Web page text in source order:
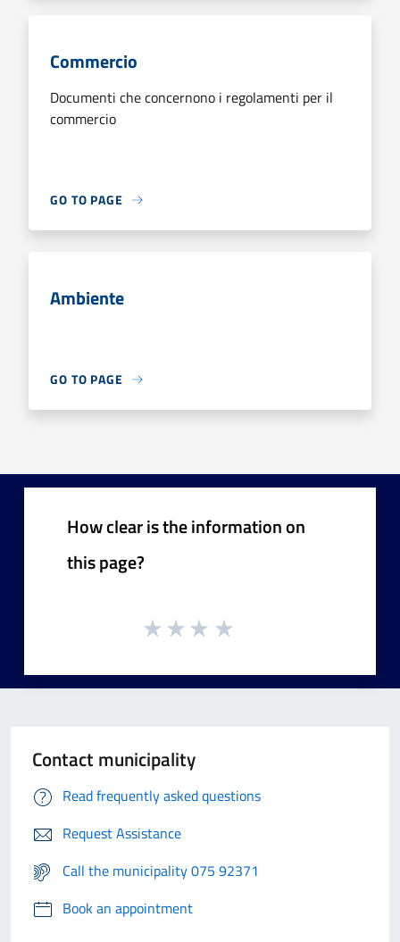
Commercio
Documenti che concernono i regolamenti per il
commercio
GO TO PAGE
Ambiente
GO TO PAGE
How clear is the information on
this page?
Contact municipality
Read frequently asked questions
Request Assistance
Call the municipality 075 92371
Book an appointment